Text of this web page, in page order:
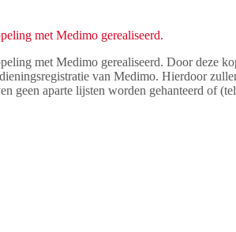
met Medimo gerealiseerd.
met Medimo gerealiseerd. Door deze
van Medimo. Hierdoor
geen aparte lijsten worden gehanteerd of